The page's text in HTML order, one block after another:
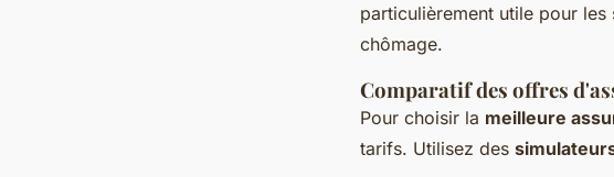
particulièrement utile pour
chômage.
Comparatif des offres
Pour choisir la meilleure
tarifs. Utilisez des